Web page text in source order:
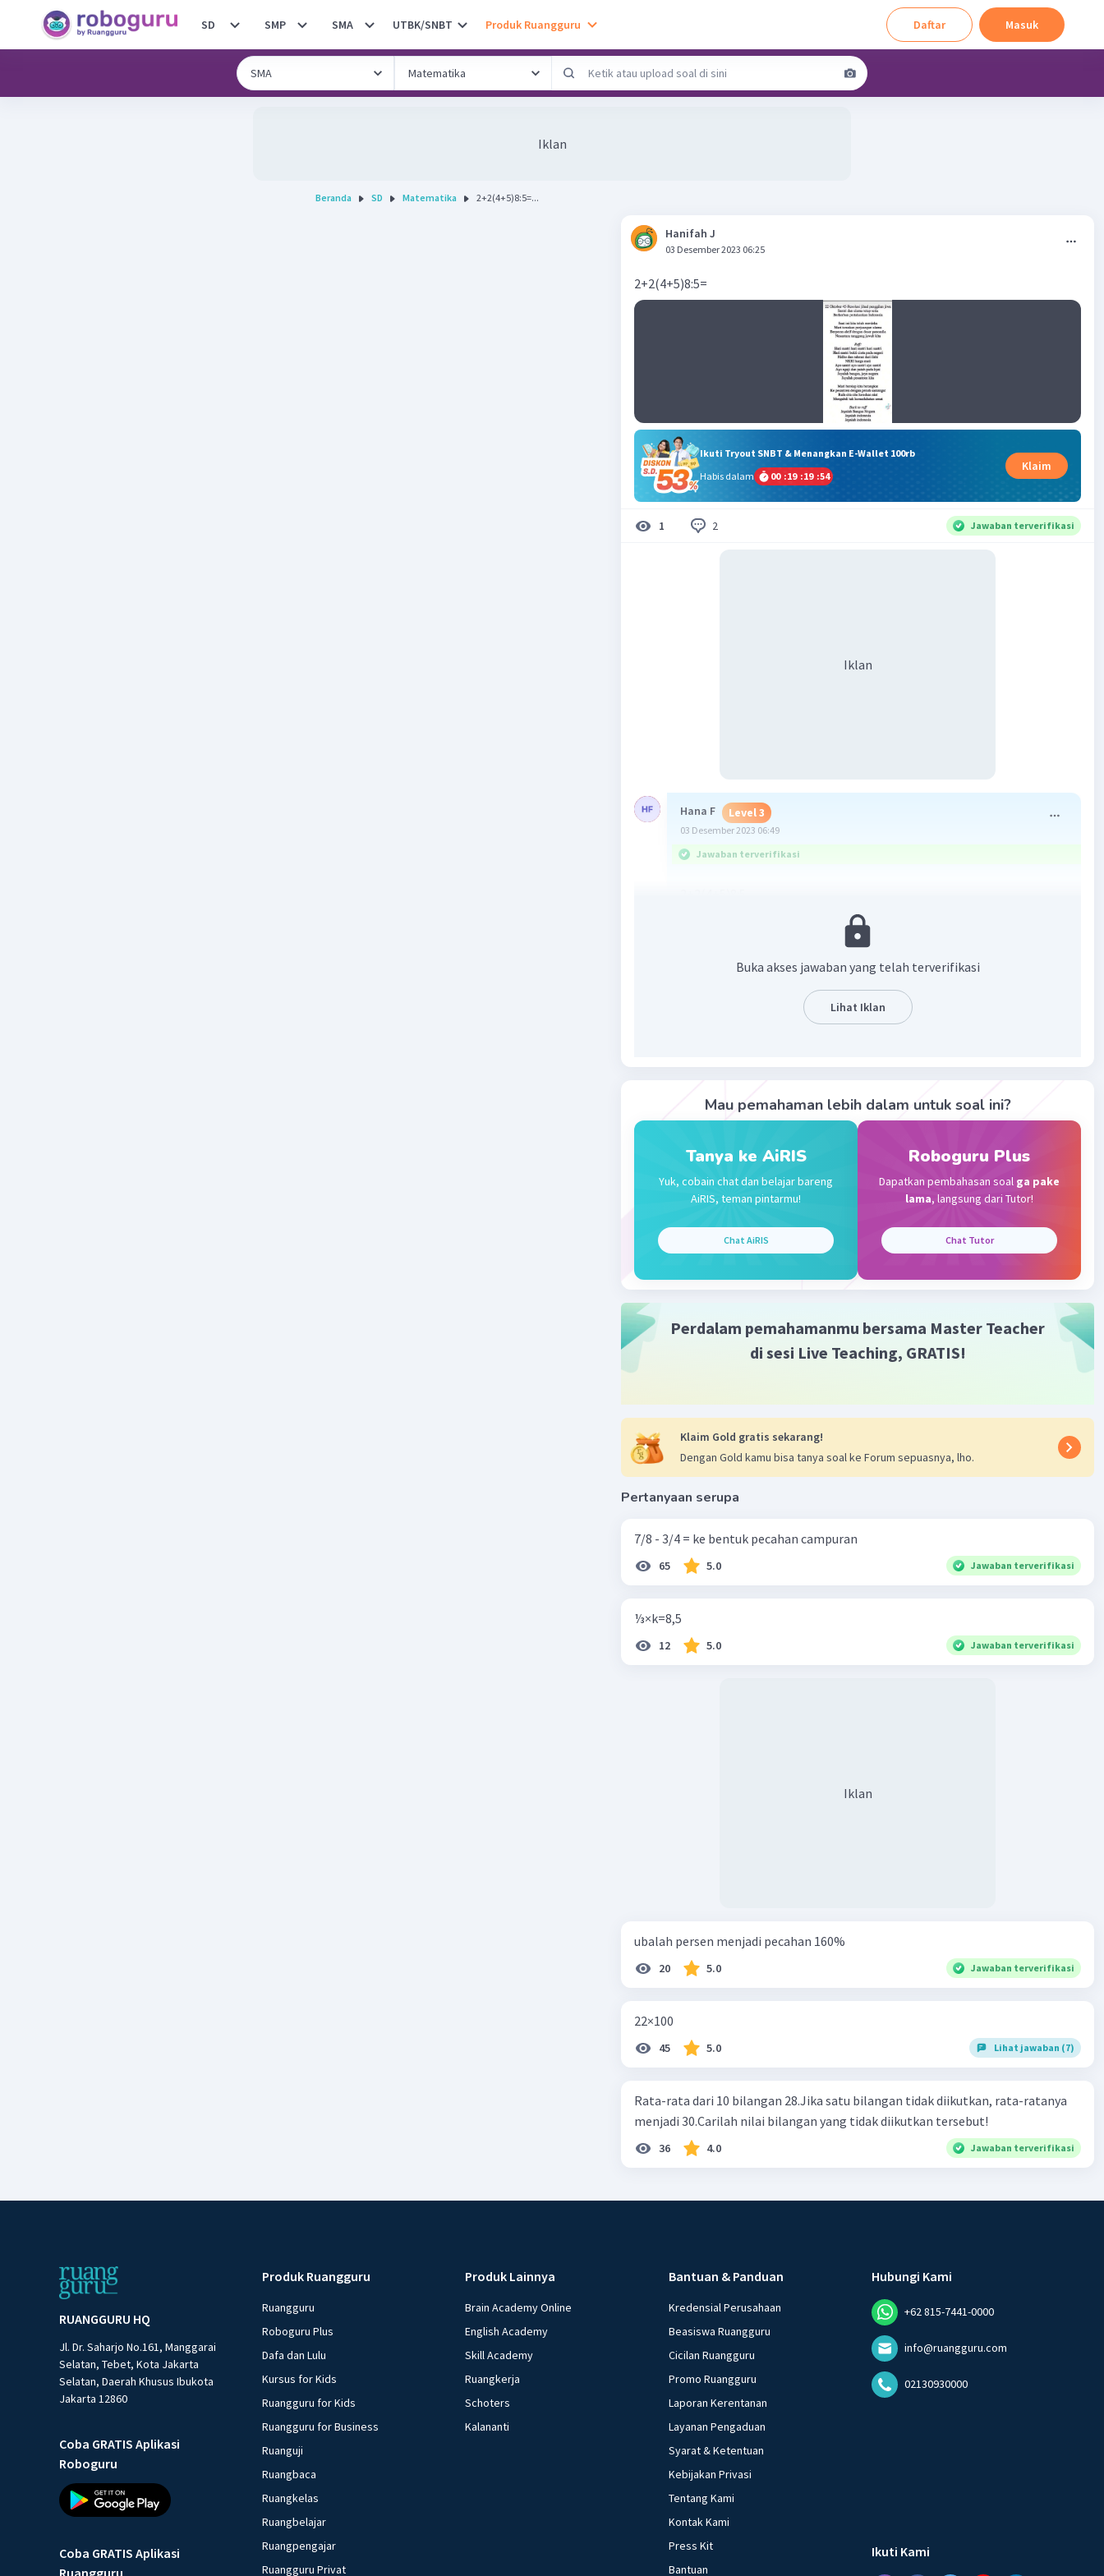
SD SMP SMA UTBK/SNBT Produk Ruangguru Daftar Masuk
Iklan
Beranda SD Matematika 2+2(4+5)8:5=...
Hanifah J
03 Desember 2023 06:25
2+2(4+5)8:5=
Ikuti Tryout SNBT & Menangkan E-Wallet 100rb
Habis dalam
00 :19 :19 :53
Klaim
1 2 Jawaban terverifikasi
Iklan
Hana F Level 3
03 Desember 2023 06:49
Jawaban terverifikasi
Balas
terima kasih ya
2+2(4+5)8:5
Buka akses jawaban yang telah terverifikasi
Lihat Iklan
Mau pemahaman lebih dalam untuk soal ini?
Tanya ke AiRIS
Yuk, cobain chat dan belajar bareng
AiRIS, teman pintarmu!
Chat AiRIS
Roboguru Plus
Dapatkan pembahasan soal ga pake
lama, langsung dari Tutor!
Chat Tutor
Perdalam pemahamanmu bersama Master Teacher
di sesi Live Teaching, GRATIS!
Klaim Gold gratis sekarang!
Dengan Gold kamu bisa tanya soal ke Forum sepuasnya, lho.
Pertanyaan serupa
7/8 - 3/4 = ke bentuk pecahan campuran
65 5.0 Jawaban terverifikasi
⅓×k=8,5
12 5.0 Jawaban terverifikasi
Iklan
ubalah persen menjadi pecahan 160%
20 5.0 Jawaban terverifikasi
22×100
45 5.0 Lihat jawaban (7)
Rata-rata dari 10 bilangan 28.Jika satu bilangan tidak diikutkan, rata-ratanya
menjadi 30.Carilah nilai bilangan yang tidak diikutkan tersebut!
36 4.0 Jawaban terverifikasi
RUANGGURU HQ
Jl. Dr. Saharjo No.161, Manggarai
Selatan, Tebet, Kota Jakarta
Selatan, Daerah Khusus Ibukota
Jakarta 12860
Coba GRATIS Aplikasi
Roboguru
Coba GRATIS Aplikasi
Produk Ruangguru
Ruangguru
Roboguru Plus
Dafa dan Lulu
Kursus for Kids
Ruangguru for Kids
Ruangguru for Business
Ruanguji
Ruangbaca
Ruangkelas
Ruangbelajar
Ruangpengajar
Ruangguru Privat
Produk Lainnya
Brain Academy Online
English Academy
Skill Academy
Ruangkerja
Schoters
Kalananti
Bantuan & Panduan
Kredensial Perusahaan
Beasiswa Ruangguru
Cicilan Ruangguru
Promo Ruangguru
Laporan Kerentanan
Layanan Pengaduan
Syarat & Ketentuan
Kebijakan Privasi
Tentang Kami
Kontak Kami
Press Kit
Bantuan
Hubungi Kami
+62 815-7441-0000
info@ruangguru.com
02130930000
Ikuti Kami